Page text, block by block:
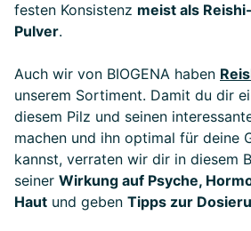
festen Konsistenz meist als
Pulver.
Auch wir von BIOGENA haben
unserem Sortiment. Damit du dir
diesem Pilz und seinen
machen und ihn optimal für deine
kannst, verraten wir dir in diesem
seiner Wirkung auf Psyche,
Haut und geben Tipps zur